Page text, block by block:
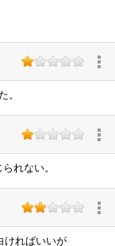
。
れない。
ければいいが